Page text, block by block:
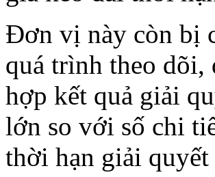
Đơn vị này còn bị
quá trình theo
hợp kết quả giải
lớn so với số chi
thời hạn giải